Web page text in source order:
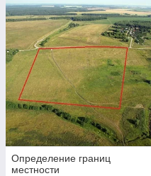
В каких
• При
• Привязка
• Оформление
• Для
строительство
• Подключение
систем и сетей
Определение границ
местности